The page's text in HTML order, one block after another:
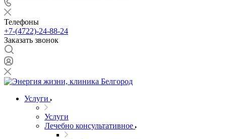
Телефоны
+7-(4722)-24-88-24
Заказать звонок
Услуги
Услуги
Лечебно консультативное